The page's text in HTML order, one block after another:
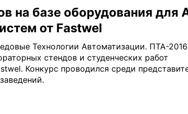
на базе оборудования для
от Fastwel
Технологии Автоматизации. ПТА-
стендов и студенческих работ
Конкурс проводился среди